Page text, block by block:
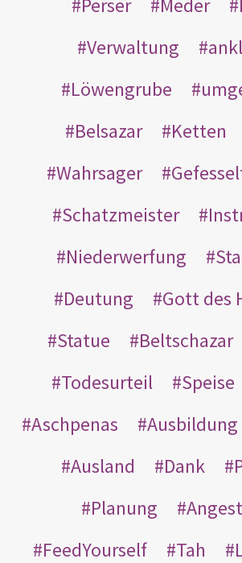
Verwaltung
Löwengrube
Belsazar
Ketten
Wahrsager
Schatzmeister
Niederwerfung
Deutung
Gott des
Statue
Beltschazar
Todesurteil
Speise
Aschpenas
Ausbildung
Ausland
Dank
Planung
FeedYourself
Tah